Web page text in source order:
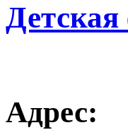
Адрес: